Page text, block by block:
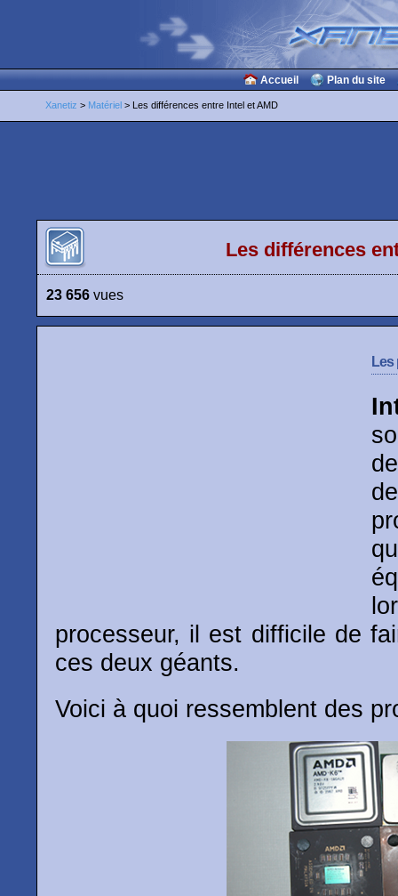
Accueil Plan du site
Xanetiz > Matériel > Les différences entre Intel et AMD
Les différences
23 656 vues
processeur, il est difficile de
ces deux géants.
Voici à quoi ressemblent des